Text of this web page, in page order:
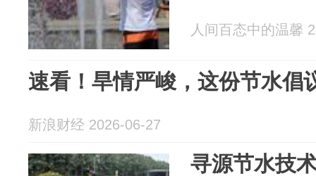
人间百态中的温馨
速看！旱情严峻，这份节水倡
新浪财经 2026-06-27
寻源节水技